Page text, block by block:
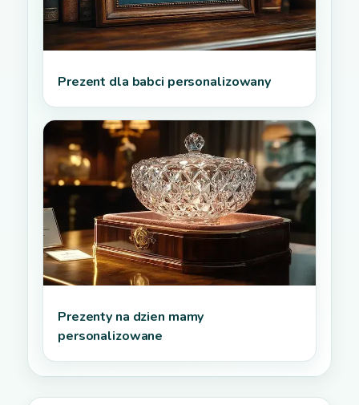
Prezent dla babci personalizowany
Prezenty na dzien mamy
personalizowane